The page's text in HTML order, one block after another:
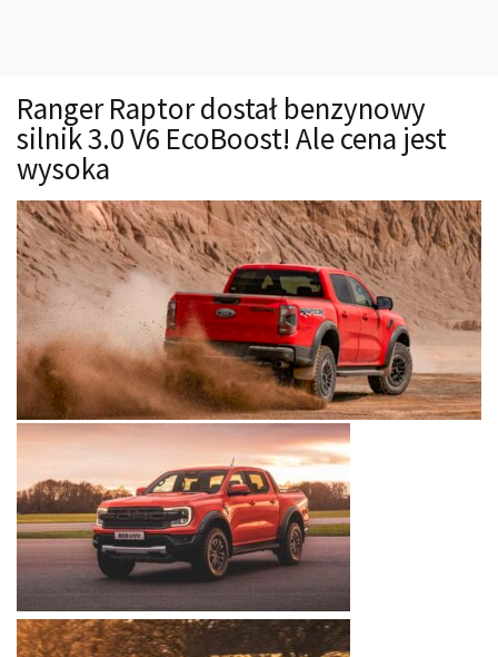
Technika jazdy
Oświetlenie
Kalkulatory
Przelicznik mocy
Auto z niemiec
Galerie
Ranger Raptor dostał benzynowy
silnik 3.0 V6 EcoBoost! Ale cena jest
wysoka